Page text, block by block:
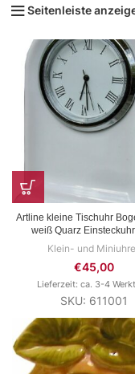
Seitenleiste
Artline kleine Tischuhr
weiß Quarz
Klein- und
€45,00
Lieferzeit: ca. 3-4
SKU: 611001